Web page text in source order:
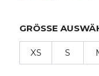
GRÖSSE
XS S